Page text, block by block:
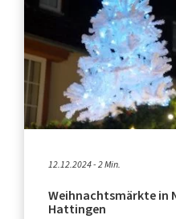
12.12.2024 - 2 Min.
Weihnachtsmärkte in
Hattingen